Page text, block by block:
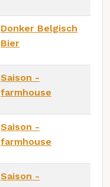
Donker Belgisch
Bier
Saison -
farmhouse
Saison -
farmhouse
Saison -